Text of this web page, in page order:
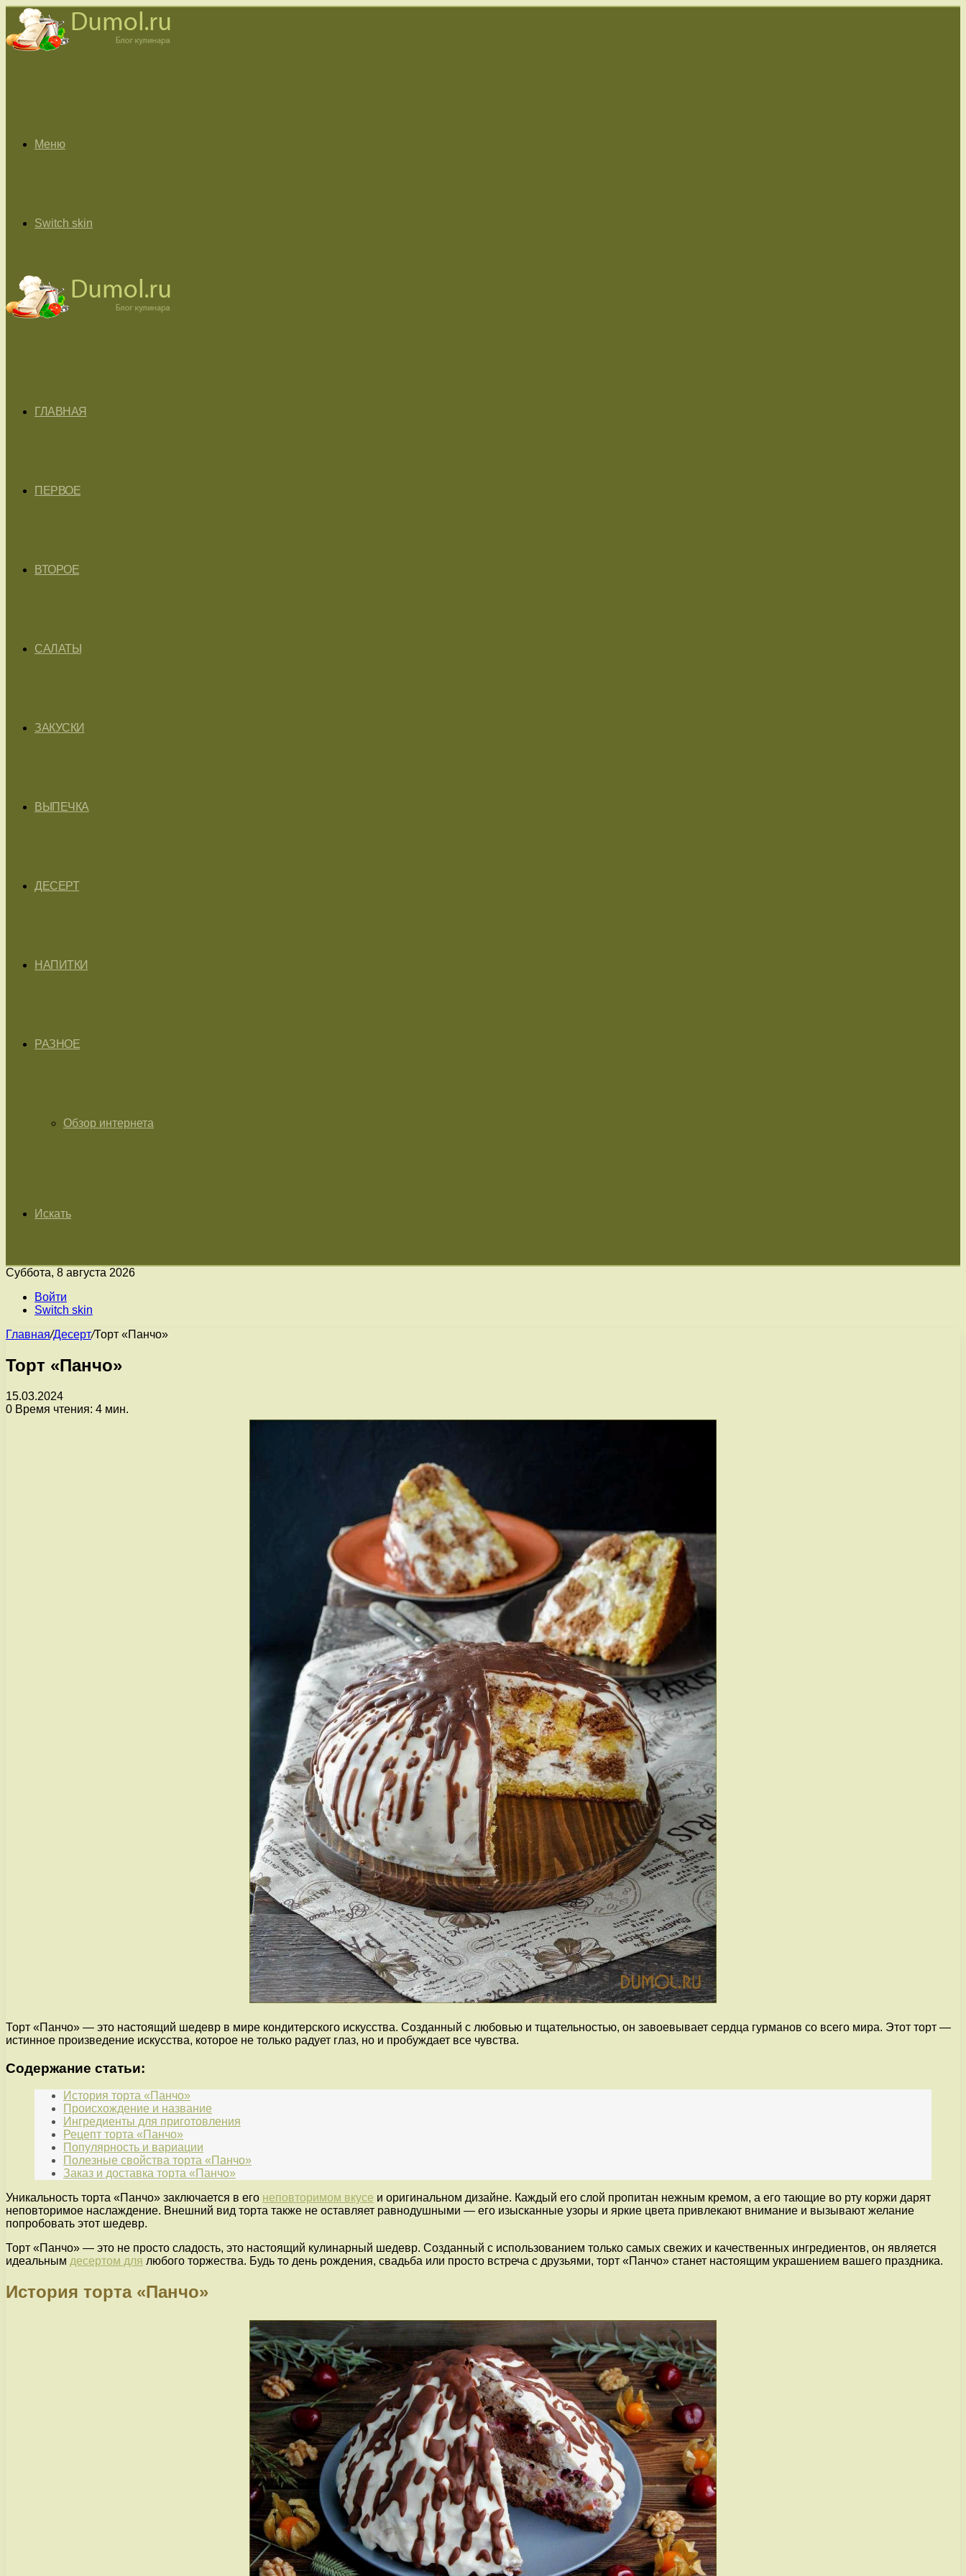
Меню
Switch skin
ГЛАВНАЯ
ПЕРВОЕ
ВТОРОЕ
САЛАТЫ
ЗАКУСКИ
ВЫПЕЧКА
ДЕСЕРТ
НАПИТКИ
РАЗНОЕ
Обзор интернета
Искать
Суббота, 8 августа 2026
Войти
Switch skin
Главная/Десерт/Торт «Панчо»
Торт «Панчо»
15.03.2024
0 Время чтения: 4 мин.
Торт «Панчо» — это настоящий шедевр в мире кондитерского искусства. Созданный с любовью и тщательностью, он завоевывает сердца гурманов со всего мира. Этот торт —
истинное произведение искусства, которое не только радует глаз, но и пробуждает все чувства.
Содержание статьи:
История торта «Панчо»
Происхождение и название
Ингредиенты для приготовления
Рецепт торта «Панчо»
Популярность и вариации
Полезные свойства торта «Панчо»
Заказ и доставка торта «Панчо»
Уникальность торта «Панчо» заключается в его неповторимом вкусе и оригинальном дизайне. Каждый его слой пропитан нежным кремом, а его тающие во рту коржи дарят
неповторимое наслаждение. Внешний вид торта также не оставляет равнодушными — его изысканные узоры и яркие цвета привлекают внимание и вызывают желание
попробовать этот шедевр.
Торт «Панчо» — это не просто сладость, это настоящий кулинарный шедевр. Созданный с использованием только самых свежих и качественных ингредиентов, он является
идеальным десертом для любого торжества. Будь то день рождения, свадьба или просто встреча с друзьями, торт «Панчо» станет настоящим украшением вашего праздника.
История торта «Панчо»